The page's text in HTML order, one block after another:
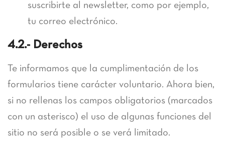
suscribirte al newsletter, como por ejemplo,
tu correo electrónico.
4.2.- Derechos
Te informamos que la cumplimentación de los
formularios tiene carácter voluntario. Ahora bien,
si no rellenas los campos obligatorios (marcados
con un asterisco) el uso de algunas funciones del
sitio no será posible o se verá limitado.